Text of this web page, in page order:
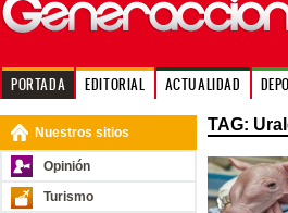
PORTADA EDITORIAL ACTUALIDAD
Nuestros sitios
Opinión
Turismo
TAG: